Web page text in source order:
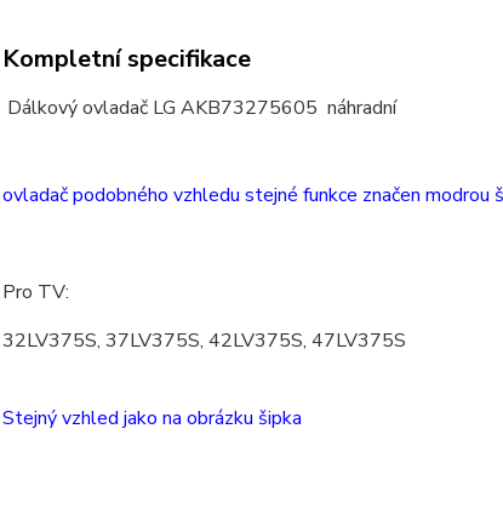
Kompletní specifikace
Dálkový ovladač LG AKB73275605 náhradní
ovladač podobného vzhledu stejné funkce značen modrou
Pro TV:
32LV375S, 37LV375S, 42LV375S, 47LV375S
Stejný vzhled jako na obrázku šipka